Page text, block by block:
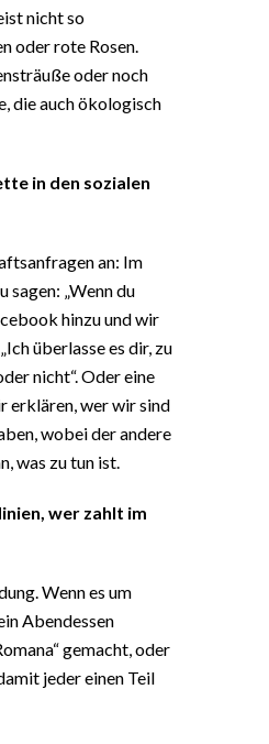
nicht so
oder rote Rosen.
oder noch
die auch ökologisch
in den sozialen
an: Im
sagen: „Wenn du
hinzu und wir
überlasse es dir, zu
nicht“. Oder eine
erklären, wer wir sind
wobei der andere
was zu tun ist.
wer zahlt im
Wenn es um
Abendessen
gemacht, oder
jeder einen Teil